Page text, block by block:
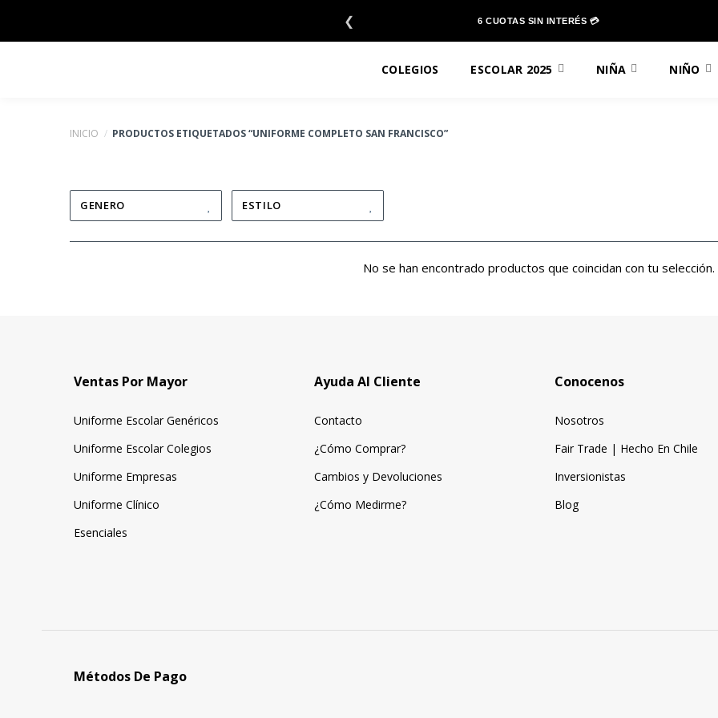
❮ 6 CUOTAS SIN INTERÉS 💳
COLEGIOS ESCOLAR 2025 NIÑA NIÑO
INICIO / PRODUCTOS ETIQUETADOS “UNIFORME COMPLETO SAN FRANCISCO”
GENERO ESTILO
No se han encontrado productos que coincidan con tu selección.
Ventas Por Mayor
Uniforme Escolar Genéricos
Uniforme Escolar Colegios
Uniforme Empresas
Uniforme Clínico
Esenciales
Ayuda Al Cliente
Contacto
¿Cómo Comprar?
Cambios y Devoluciones
¿Cómo Medirme?
Conocenos
Nosotros
Fair Trade | Hecho En Chile
Inversionistas
Blog
Métodos De Pago